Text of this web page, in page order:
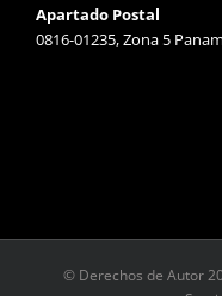
Apartado Postal
0816-01235, Zona 5
© Derechos de Autor